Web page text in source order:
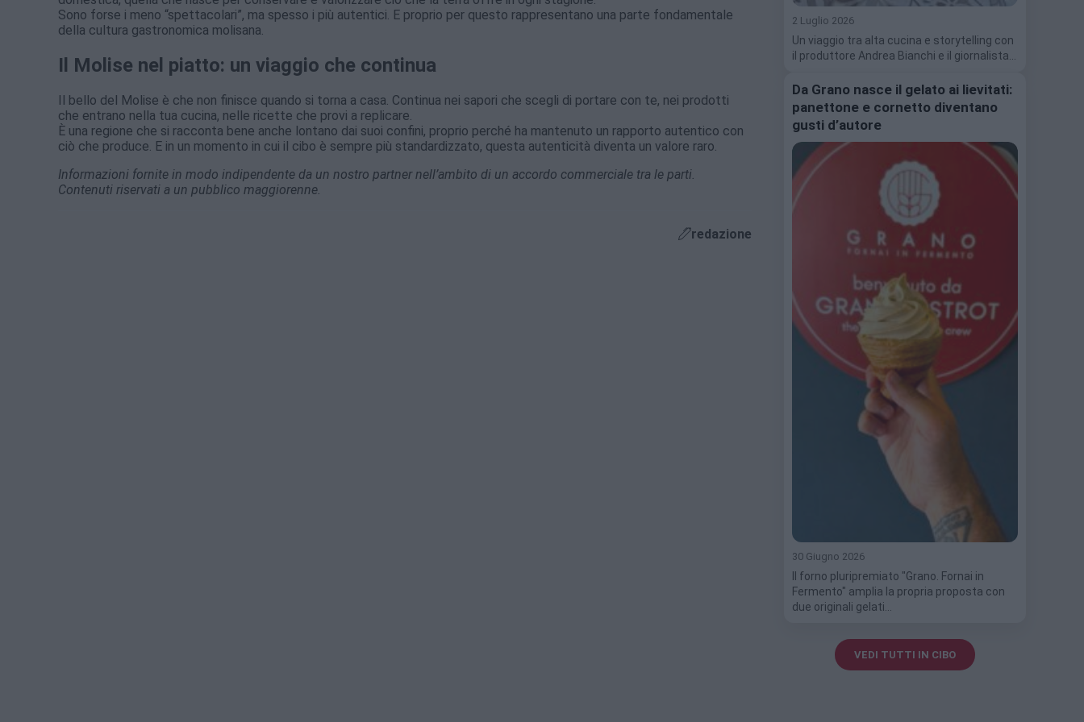
Sono forse i meno “spettacolari”, ma spesso i più autentici. E proprio per questo rappresentano una parte fondamentale
della cultura gastronomica molisana.
Il Molise nel piatto: un viaggio che continua
Il bello del Molise è che non finisce quando si torna a casa. Continua nei sapori che scegli di portare con te, nei prodotti
che entrano nella tua cucina, nelle ricette che provi a replicare.
È una regione che si racconta bene anche lontano dai suoi confini, proprio perché ha mantenuto un rapporto autentico con
ciò che produce. E in un momento in cui il cibo è sempre più standardizzato, questa autenticità diventa un valore raro.
Informazioni fornite in modo indipendente da un nostro partner nell’ambito di un accordo commerciale tra le parti.
Contenuti riservati a un pubblico maggiorenne.
redazione
2 Luglio 2026
Un viaggio tra alta cucina e storytelling con
il produttore Andrea Bianchi e il giornalista…
Da Grano nasce il gelato ai lievitati:
panettone e cornetto diventano
gusti d’autore
30 Giugno 2026
Il forno pluripremiato "Grano. Fornai in
Fermento" amplia la propria proposta con
due originali gelati…
VEDI TUTTI IN CIBO